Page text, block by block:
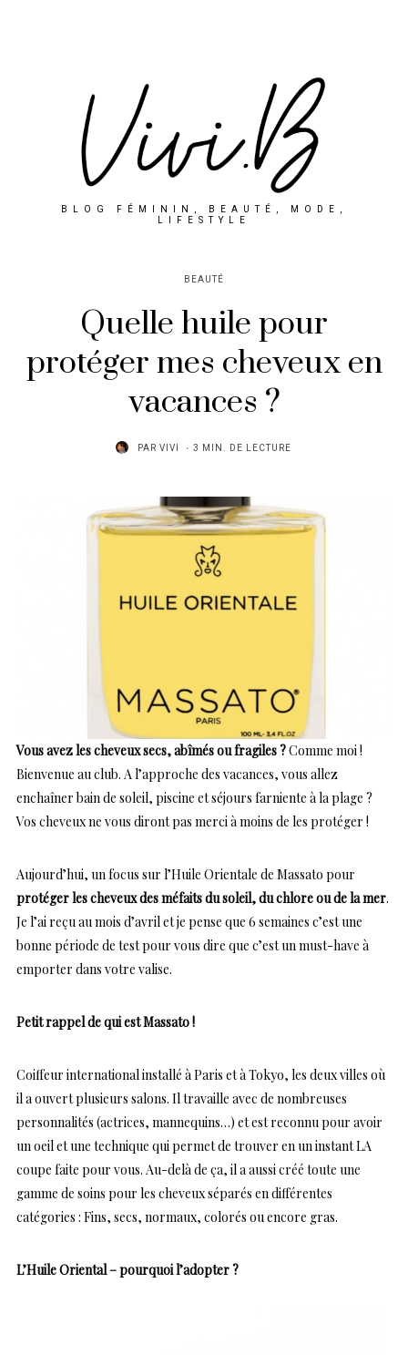
BLOG FÉMININ, BEAUTÉ, MODE,
LIFESTYLE
BEAUTÉ
Quelle huile pour
protéger mes cheveux en
vacances ?
PAR VIVI 3 MIN. DE LECTURE
Vous avez les cheveux secs, abîmés ou fragiles ?Comme moi !
Bienvenue au club. A l’approche des vacances, vous allez
enchaîner bain de soleil, piscine et séjours farniente à la plage ?
Vos cheveux ne vous diront pas merci à moins de les protéger !
Aujourd’hui, un focus sur l’Huile Orientale de Massato pour
protéger les cheveux des méfaits du soleil, du chlore ou de la mer.
Je l’ai reçu au mois d’avril et je pense que 6 semaines c’est une
bonne période de test pour vous dire que c’est un must-have à
emporter dans votre valise.
Petit rappel de qui est Massato !
Coiffeur international installé à Paris et à Tokyo, les deux villes où
il a ouvert plusieurs salons. Il travaille avec de nombreuses
personnalités (actrices, mannequins…) et est reconnu pour avoir
un oeil et une technique qui permet de trouver en un instant LA
coupe faite pour vous. Au-delà de ça, il a aussi créé toute une
gamme de soins pour les cheveux séparés en différentes
catégories : Fins, secs, normaux, colorés ou encore gras.
L’Huile Oriental – pourquoi l’adopter ?